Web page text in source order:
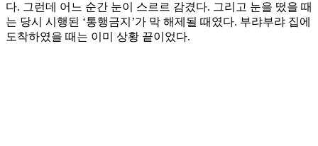
다. 그런데 어느 순간 눈이 스르르 감겼다. 그리고 눈을 떴을 때
는 당시 시행된 ‘통행금지’가 막 해제될 때였다. 부랴부랴 집에
도착하였을 때는 이미 상황 끝이었다.